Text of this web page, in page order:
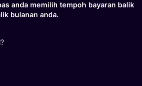
anda memilih tempoh bayaran balik
bulanan anda.